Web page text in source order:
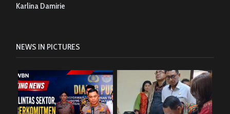
Karlina Damirie
NEWS IN PICTURES